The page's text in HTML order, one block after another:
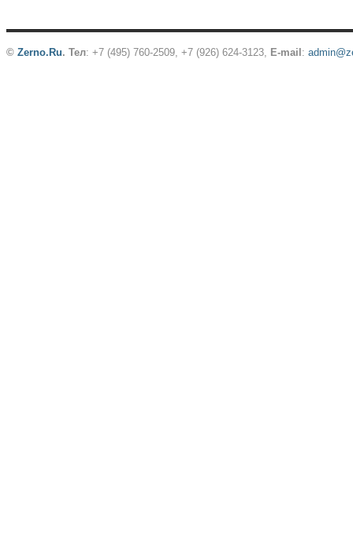
© Zerno.Ru. Тел: +7 (495) 760-2509, +7 (926) 624-3123, E-mail :